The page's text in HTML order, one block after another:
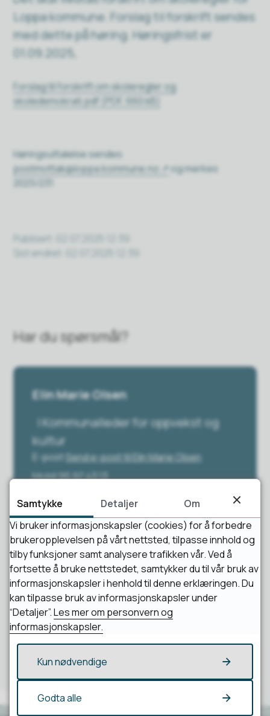
Loppa kommune. Forslag til forskrift sendes
med dette på høring. Høringsfrist er
01.09.2025,
Forslag til forskrift om skoleregler og
skoledemokrati.pdf
(PDF, 660 kB)
Høringsuttalelse sendes
postmottak@loppa.kommune.no
og merkes
Publisert
Sist endret
Har du spørsmål?
Elin Marie Olsen
Kommunalleder for oppvekst og
kultur
E-post Send e-posttil Elin Marie Olsen
Mobil95 97 43 13
Fant du det du lette etter?
Ja Nei
Samtykke Detaljer
Om
Vi bruker informasjonskapsler (cookies) for å forbedre
brukeropplevelsen på vårt nettsted, tilpasse innhold og
tilby funksjoner samt analysere trafikken vår. Ved å
fortsette å bruke nettstedet, samtykker du til vår bruk av
informasjonskapsler i henhold til denne erklæringen. Du
kan tilpasse bruk av informasjonskapsler under
“Detaljer”.Les mer om personvern og
informasjonskapsler.
Kun nødvendige
Godta alle